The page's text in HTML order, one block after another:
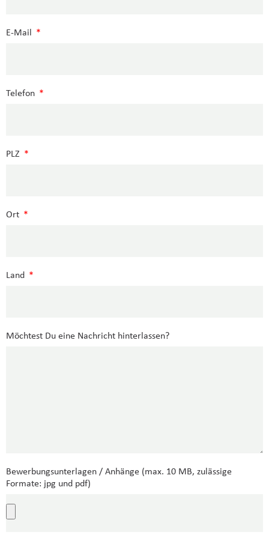
E-Mail
Telefon
PLZ
Ort
Land
Möchtest Du eine Nachricht hinterlassen?
Bewerbungsunterlagen / Anhänge (max. 10 MB, zulässige
Formate: jpg und pdf)